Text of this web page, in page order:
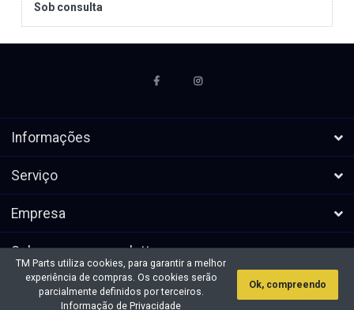
Sob consulta
Informações
Serviço
Empresa
Subscrever a newsletters
* Todos os preços excl. IVA, mais
Direitos de autor &cópia; 2026 TM
Parts. Todos os direitos reservados.
TM Parts utiliza cookies, para garantir a melhor
experiência de compras. Os cookies serão
parcialmente definidos por terceiros.
Informação de Privacidade
Ok, compreendo